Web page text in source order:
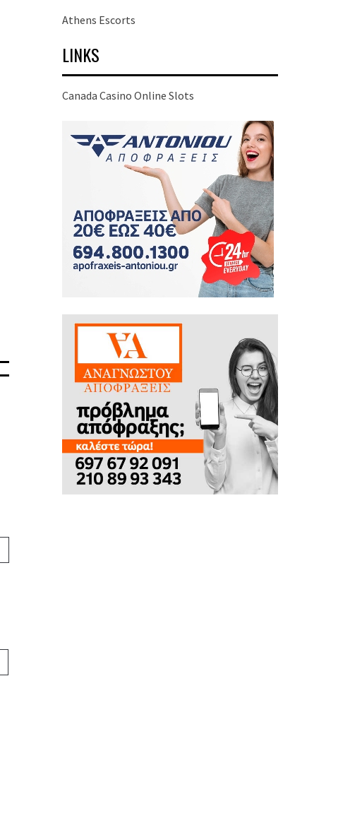
Athens Escorts
LINKS
Canada Casino Online Slots